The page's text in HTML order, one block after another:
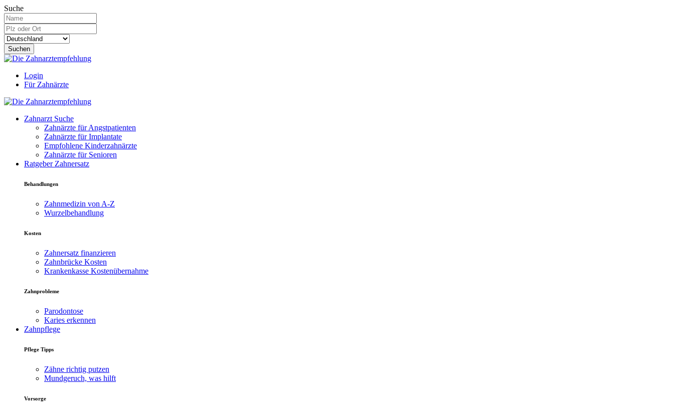
Suche
Suchen
Login
Für Zahnärzte
Zahnarzt Suche
Zahnärzte für Angstpatienten
Zahnärzte für Implantate
Empfohlene Kinderzahnärzte
Zahnärzte für Senioren
Ratgeber Zahnersatz
Behandlungen
Zahnmedizin von A-Z
Wurzelbehandlung
Kosten
Zahnersatz finanzieren
Zahnbrücke Kosten
Krankenkasse Kostenübernahme
Zahnprobleme
Parodontose
Karies erkennen
Zahnpflege
Pflege Tipps
Zähne richtig putzen
Mundgeruch, was hilft
Vorsorge